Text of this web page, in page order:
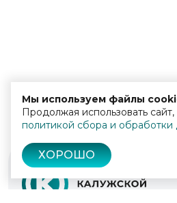
Мы используем файлы
Продолжая использовать
политикой сбора и обработки
ХОРОШО